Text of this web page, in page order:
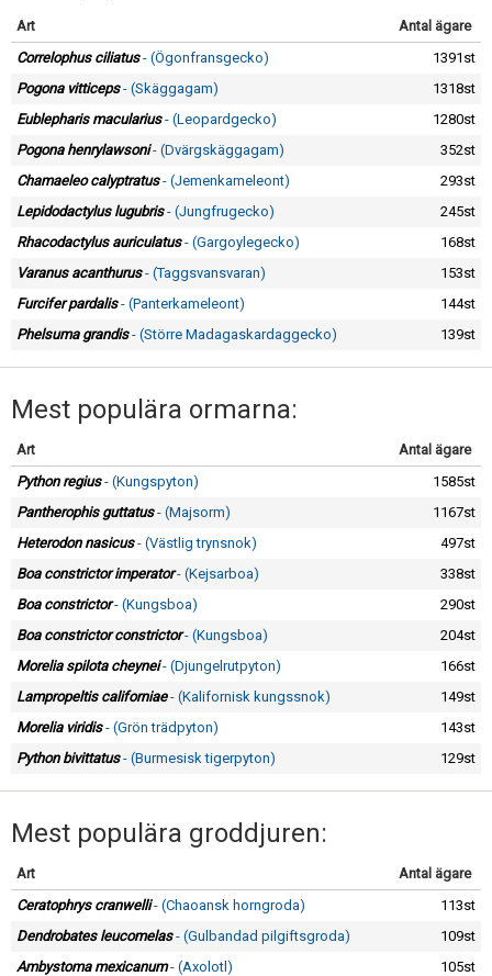
Art
Antal ägare
Correlophus ciliatus- (Ögonfransgecko)
1391st
Pogona vitticeps- (Skäggagam)
1318st
Eublepharis macularius- (Leopardgecko)
1280st
Pogona henrylawsoni- (Dvärgskäggagam)
352st
Chamaeleo calyptratus- (Jemenkameleont)
293st
Lepidodactylus lugubris- (Jungfrugecko)
245st
Rhacodactylus auriculatus- (Gargoylegecko)
168st
Varanus acanthurus- (Taggsvansvaran)
153st
Furcifer pardalis- (Panterkameleont)
144st
Phelsuma grandis- (Större Madagaskardaggecko) 139st
Mest populära ormarna:
Art
Antal ägare
Python regius- (Kungspyton)
1585st
Pantherophis guttatus- (Majsorm)
1167st
Heterodon nasicus- (Västlig trynsnok)
497st
Boa constrictor imperator- (Kejsarboa)
338st
Boa constrictor- (Kungsboa)
290st
Boa constrictor constrictor- (Kungsboa)
204st
Morelia spilota cheynei- (Djungelrutpyton)
166st
Lampropeltis californiae- (Kalifornisk kungssnok)
149st
Morelia viridis- (Grön trädpyton)
143st
Python bivittatus- (Burmesisk tigerpyton) 129st
Mest populära groddjuren:
Art
Antal ägare
Ceratophrys cranwelli- (Chaoansk horngroda)
113st
Dendrobates leucomelas- (Gulbandad pilgiftsgroda)
109st
Ambystoma mexicanum- (Axolotl)
105st